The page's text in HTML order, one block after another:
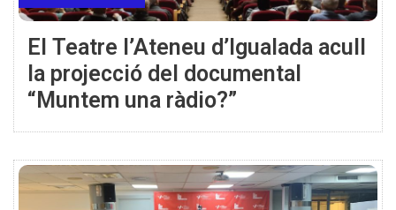
El Teatre l’Ateneu d’Igualada acull
la projecció del documental
“Muntem una ràdio?”